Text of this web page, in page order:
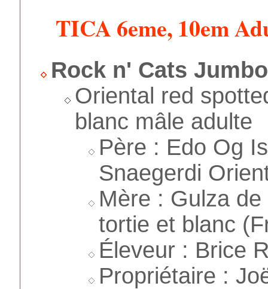
TICA 6eme, 10em
Rock n' Cats Jumbo
Oriental red
blanc mâle adulte
Père : Edo Og
Snaegerdi
Mère : Gulza
tortie et blanc
Éleveur : Brice
Propriétaire :